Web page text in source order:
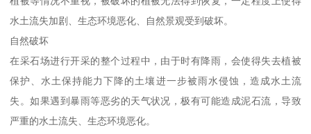
水土流失加剧、生态环境恶化、自然景观受到破坏。
自然破坏
在采石场进行开采的整个过程中，由于时有降雨，会使得失去植被
保护、水土保持能力下降的土壤进一步被雨水侵蚀，造成水土流
失。如果遇到暴雨等恶劣的天气状况，极有可能造成泥石流，导致
严重的水土流失、生态环境恶化。